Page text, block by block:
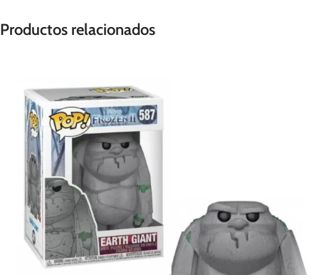
Productos relacionados